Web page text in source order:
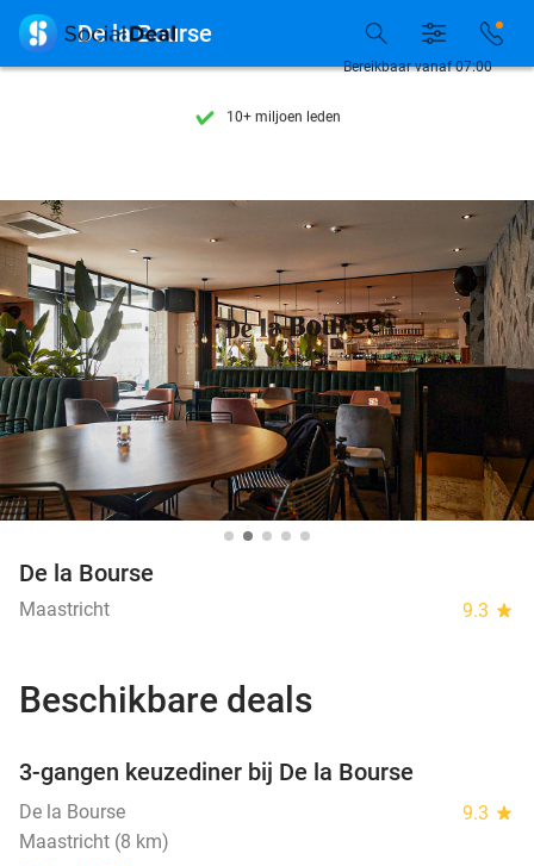
7 dagen per week beschikbaar
10+ miljoen leden
7 dagen per week beschikbaar
10+ miljoen leden
Bereikbaar vanaf 07:00
 De la Bourse
De la Bourse
Maastricht 9.3 star
Beschikbare deals
3-gangen keuzediner bij De la Bourse
De la Bourse 9.3 star
Maastricht (8 km)